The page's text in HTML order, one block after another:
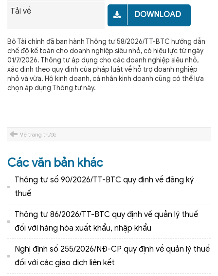
Tải về DOWNLOAD
Bộ Tài chính đã ban hành Thông tư 58/2026/TT-BTC hướng dẫn
chế độ kế toán cho doanh nghiệp siêu nhỏ, có hiệu lực từ ngày
01/7/2026. Thông tư áp dụng cho các doanh nghiệp siêu nhỏ,
xác định theo quy định của pháp luật về hỗ trợ doanh nghiệp
nhỏ và vừa. Hộ kinh doanh, cá nhân kinh doanh cũng có thể lựa
chọn áp dụng Thông tư này.
Về trang trước
Các văn bản khác
Thông tư số 90/2026/TT-BTC quy định về đăng ký
thuế
Thông tư 86/2026/TT-BTC quy định về quản lý thuế
đối với hàng hóa xuất khẩu, nhập khẩu
Nghị định số 255/2026/NĐ-CР quy định về quản lý thuế
đối với các giao dịch liên kết